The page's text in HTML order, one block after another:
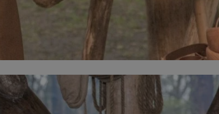
uwierzytelniania
w kolejnych
musi ponownie
wygodę i